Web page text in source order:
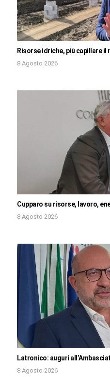
Risorse idriche, più capillare
8 Agosto 2026
Cupparo su risorse, lavoro,
8 Agosto 2026
Latronico: auguri
8 Agosto 2026